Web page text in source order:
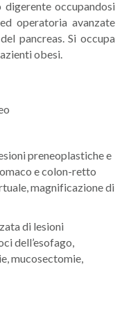
digerente occupandosi
operatoria avanzate
pancreas. Si occupa
obesi.
preneoplastiche e
e colon-retto
magnificazione di
di lesioni
dell’esofago,
mucosectomie,